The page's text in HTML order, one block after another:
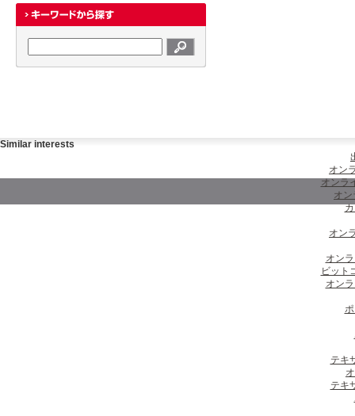
Similar interests
オン
オンラ
オ
オン
オン
ビット
オン
テキ
テキ